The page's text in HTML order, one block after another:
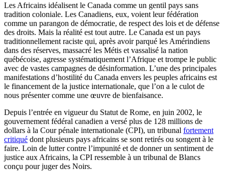
Les Africains idéalisent le Canada comme un gentil pays sans
tradition coloniale. Les Canadiens, eux, voient leur fédération
comme un parangon de démocratie, de respect des lois et de défense
des droits. Mais la réalité est tout autre. Le Canada est un pays
traditionnellement raciste qui, après avoir parqué les Amérindiens
dans des réserves, massacré les Métis et vassalisé la nation
québécoise, agresse systématiquement l’Afrique et trompe le public
avec de vastes campagnes de désinformation. L’une des principales
manifestations d’hostilité du Canada envers les peuples africains est
le financement de la justice internationale, que l’on a le culot de
nous présenter comme une œuvre de bienfaisance.
Depuis l’entrée en vigueur du Statut de Rome, en juin 2002, le
gouvernement fédéral canadien a versé plus de 128 millions de
dollars à la Cour pénale internationale (CPI), un tribunal fortement
critiqué dont plusieurs pays africains se sont retirés ou songent à le
faire. Loin de lutter contre l’impunité et de donner un sentiment de
justice aux Africains, la CPI ressemble à un tribunal de Blancs
conçu pour juger des Noirs.